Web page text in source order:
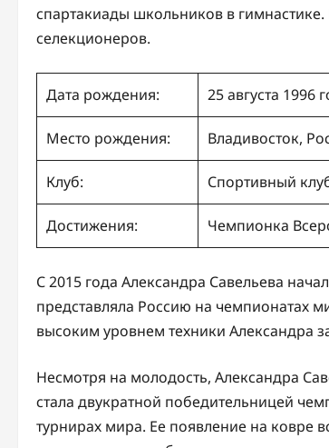
спартакиады школьников в
селекционеров.
Дата рождения: 25 августа 1996
Место рождения: Владивосток,
Клуб: Спортивный
Достижения: Чемпионка
С 2015 года Александра Савельева
представляла Россию на чемпионатах
высоким уровнем техники Александра
Несмотря на молодость, Александра
стала двукратной победительницей
турнирах мира. Ее появление на ковре